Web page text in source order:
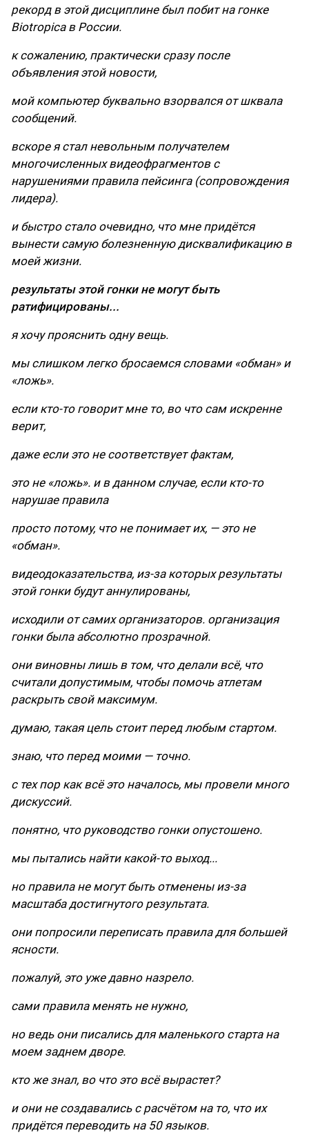
рекорд в этой дисциплине был побит на гонке
Biotropica в России.
к сожалению, практически сразу после
объявления этой новости,
мой компьютер буквально взорвался от шквала
сообщений.
вскоре я стал невольным получателем
многочисленных видеофрагментов с
нарушениями правила пейсинга (сопровождения
лидера).
и быстро стало очевидно, что мне придётся
вынести самую болезненную дисквалификацию в
моей жизни.
результаты этой гонки не могут быть
ратифицированы...
я хочу прояснить одну вещь.
мы слишком легко бросаемся словами «обман» и
«ложь».
если кто-то говорит мне то, во что сам искренне
верит,
даже если это не соответствует фактам,
это не «ложь». и в данном случае, если кто-то
нарушае правила
просто потому, что не понимает их, — это не
«обман».
видеодоказательства, из-за которых результаты
этой гонки будут аннулированы,
исходили от самих организаторов. организация
гонки была абсолютно прозрачной.
они виновны лишь в том, что делали всё, что
считали допустимым, чтобы помочь атлетам
раскрыть свой максимум.
думаю, такая цель стоит перед любым стартом.
знаю, что перед моими — точно.
с тех пор как всё это началось, мы провели много
дискуссий.
понятно, что руководство гонки опустошено.
мы пытались найти какой-то выход...
но правила не могут быть отменены из-за
масштаба достигнутого результата.
они попросили переписать правила для большей
ясности.
пожалуй, это уже давно назрело.
сами правила менять не нужно,
но ведь они писались для маленького старта на
моем заднем дворе.
кто же знал, во что это всё вырастет?
и они не создавались с расчётом на то, что их
придётся переводить на 50 языков.